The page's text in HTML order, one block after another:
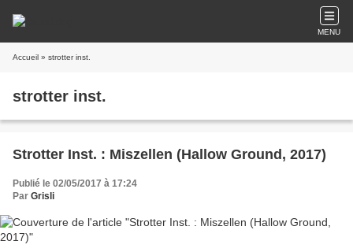
MENU
Accueil » strotter inst.
strotter inst.
Strotter Inst. : Miszellen (Hallow Ground, 2017)
Publié le 02/05/2017 à 17:24
Par Grisli